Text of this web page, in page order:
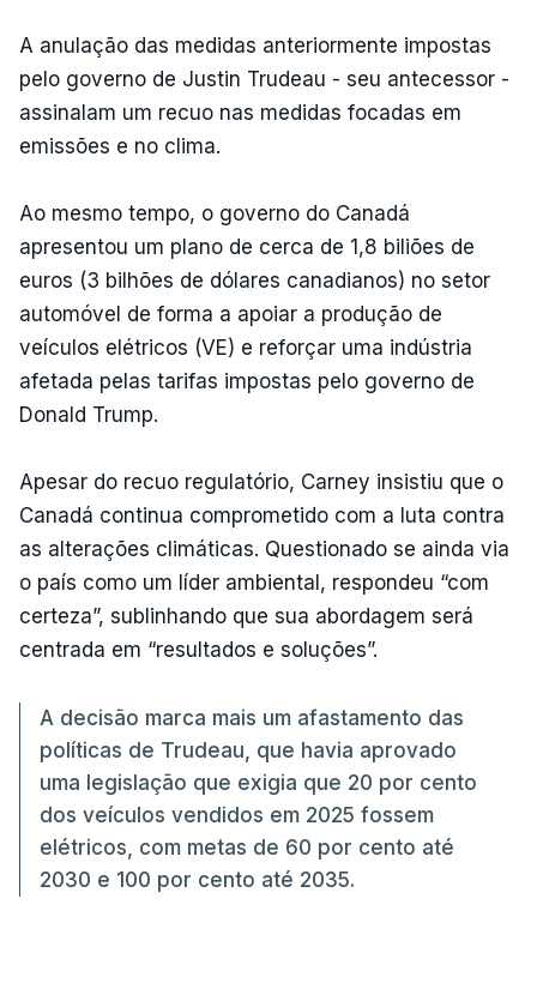
A anulação das medidas anteriormente impostas
pelo governo de Justin Trudeau - seu antecessor -
assinalam um recuo nas medidas focadas em
emissões e no clima.
Ao mesmo tempo, o governo do Canadá
apresentou um plano de cerca de 1,8 biliões de
euros (3 bilhões de dólares canadianos) no setor
automóvel de forma a apoiar a produção de
veículos elétricos (VE) e reforçar uma indústria
afetada pelas tarifas impostas pelo governo de
Donald Trump.
Apesar do recuo regulatório, Carney insistiu que o
Canadá continua comprometido com a luta contra
as alterações climáticas. Questionado se ainda via
o país como um líder ambiental, respondeu “com
certeza”, sublinhando que sua abordagem será
centrada em “resultados e soluções”.
A decisão marca mais um afastamento das
políticas de Trudeau, que havia aprovado
uma legislação que exigia que 20 por cento
dos veículos vendidos em 2025 fossem
elétricos, com metas de 60 por cento até
2030 e 100 por cento até 2035.